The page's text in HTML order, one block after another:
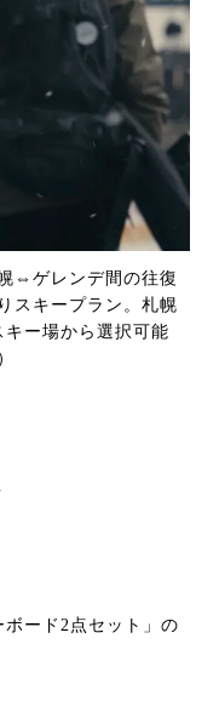
⇔ゲレンデ間の往復
スキープラン。札幌
ー場から選択可能
ボード2点セット」の